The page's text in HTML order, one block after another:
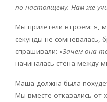
по-настоящему. Нам же
Мы прилетели втроем: я,
секунды не сомневалась,
спрашивали: «Зачем она
начиналась стена между
Маша должна была
Мы вместе отказались от